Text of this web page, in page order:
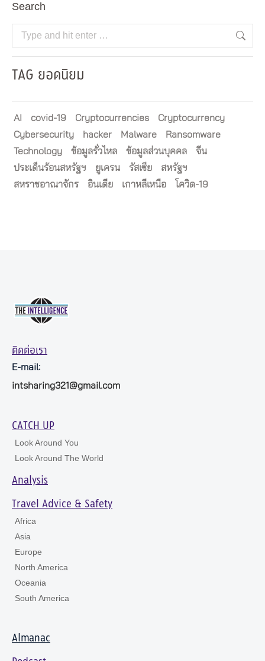
Search
Search:
TAG ยอดนิยม
AI covid-19 Cryptocurrencies
Cryptocurrency
Cybersecurity
hacker Malware
Ransomware
Technology
ข้อมูลรั่วไหล ข้อมูลส่วนบุคคล
จีน
ประเด็นร้อนสหรัฐฯ
ยูเครน รัสเซีย
สหรัฐฯ
สหราชอาณาจักร
อินเดีย เกาหลีเหนือ โควิด-19
ติดต่อเรา
E-mail:
intsharing321@gmail.com
CATCH UP
Look Around You
Look Around The World
Analysis
Travel Advice & Safety
Africa
Asia
Europe
North America
Oceania
South America
Almanac